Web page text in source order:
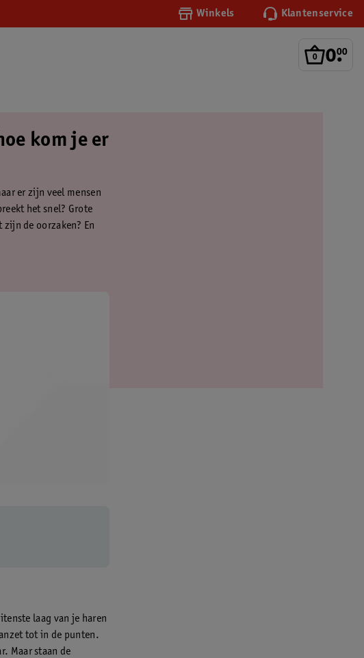
Winkels Klantenservice
0.
00
kom je er
er zijn veel mensen
het snel? Grote
zijn de oorzaken? En
laag van je haren
tot in de punten.
Maar staan de